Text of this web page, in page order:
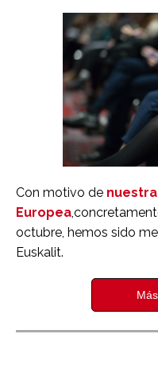
Con motivo de
Europea
octubre, hemos sido
Euskalit.